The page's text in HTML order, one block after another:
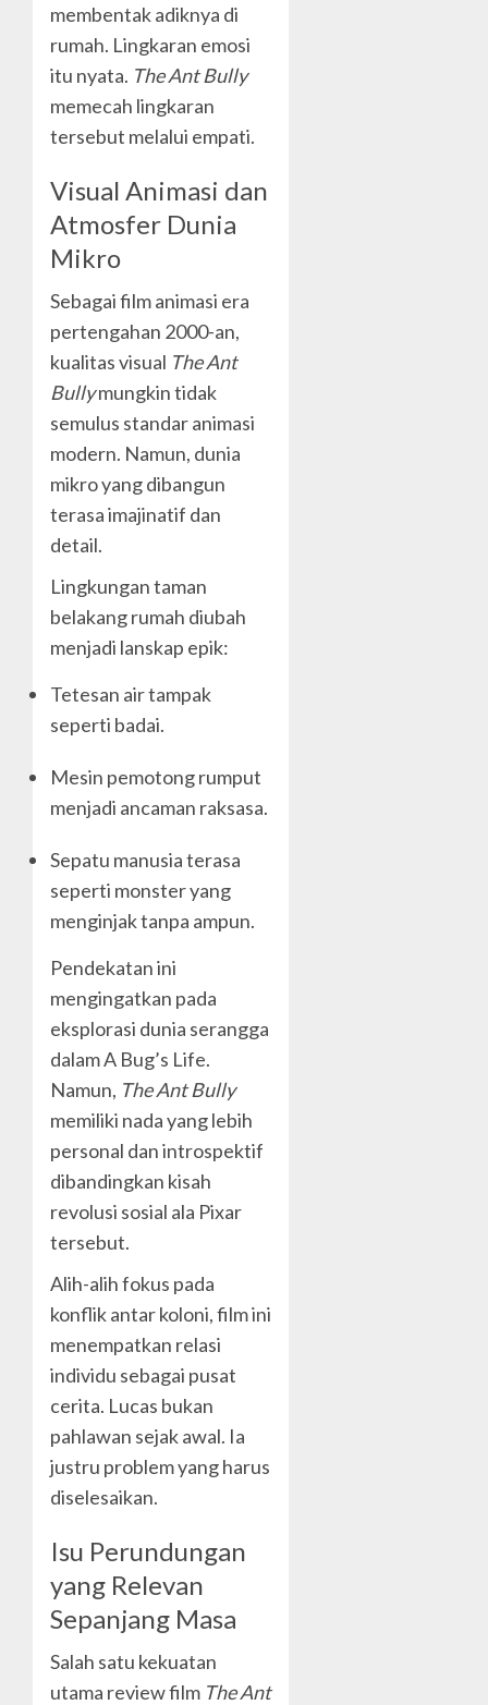
membentak adiknya di
rumah. Lingkaran emosi
itu nyata. The Ant Bully
memecah lingkaran
tersebut melalui empati.
Visual Animasi dan
Atmosfer Dunia
Mikro
Sebagai film animasi era
pertengahan 2000-an,
kualitas visual The Ant
Bullymungkin tidak
semulus standar animasi
modern. Namun, dunia
mikro yang dibangun
terasa imajinatif dan
detail.
Lingkungan taman
belakang rumah diubah
menjadi lanskap epik:
Tetesan air tampak
seperti badai.
Mesin pemotong rumput
menjadi ancaman raksasa.
Sepatu manusia terasa
seperti monster yang
menginjak tanpa ampun.
Pendekatan ini
mengingatkan pada
eksplorasi dunia serangga
dalamA Bug’s Life.
Namun, The Ant Bully
memiliki nada yang lebih
personal dan introspektif
dibandingkan kisah
revolusi sosial ala Pixar
tersebut.
Alih-alih fokus pada
konflik antar koloni, film ini
menempatkan relasi
individu sebagai pusat
cerita. Lucas bukan
pahlawan sejak awal. Ia
justru problem yang harus
diselesaikan.
Isu Perundungan
yang Relevan
Sepanjang Masa
Salah satu kekuatan
utama review film The Ant